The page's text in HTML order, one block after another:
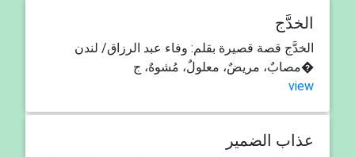
الخدَّج
الخدَّج قصة قصيرة بقلم: وفاء عبد الرزاق/ لندن
مصابٌ، مريضٌ، معلولٌ، مُشوهٌ، ج�
view
عذاب الضمير